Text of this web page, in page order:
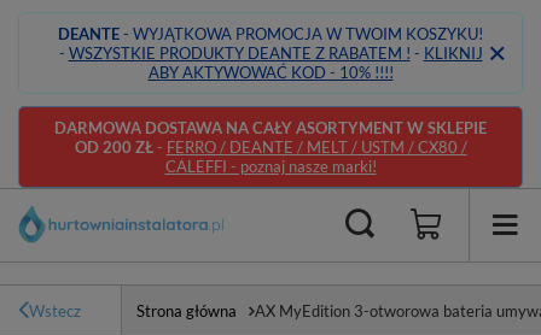
DEANTE- WYJĄTKOWA PROMOCJA W TWOIM KOSZYKU!
- WSZYSTKIE PRODUKTY DEANTE Z RABATEM ! - KLIKNIJ
ABY AKTYWOWAĆ KOD - 10% !!!!
DARMOWA DOSTAWA NA CAŁY ASORTYMENT W SKLEPIE
OD 200 ZŁ- FERRO / DEANTE / MELT / USTM / CX80 /
CALEFFI - poznaj nasze marki!
Wstecz Strona główna AX MyEdition 3-otworowa bateria